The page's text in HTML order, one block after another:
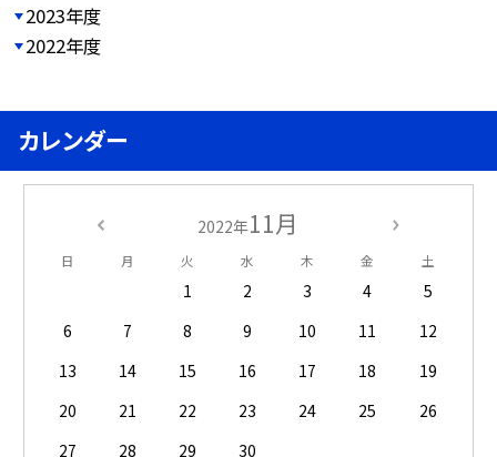
2023年度
2022年度
カレンダー
2022年11月
日 月 火 水 木 金 土
1 2 3 4
5
6
7 8 9 10 11
12
13
14 15 16 17 18
19
20
21 22 23 24 25
26
27
28 29 30